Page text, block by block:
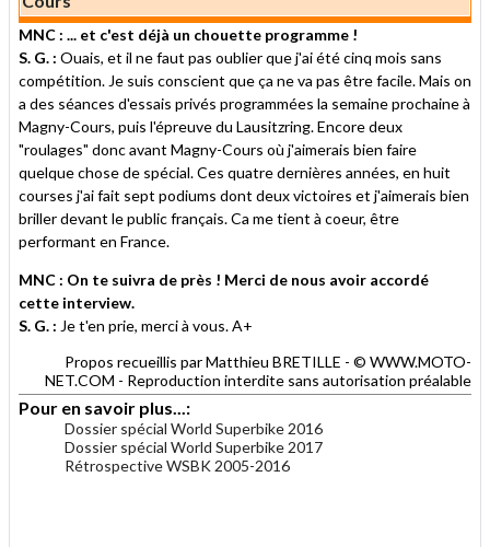
MNC : ... et c'est déjà un chouette programme !
S. G. : Ouais, et il ne faut pas oublier que j'ai été cinq mois sans
compétition. Je suis conscient que ça ne va pas être facile. Mais on
a des séances d'essais privés programmées la semaine prochaine à
Magny-Cours, puis l'épreuve du Lausitzring. Encore deux
"roulages" donc avant Magny-Cours où j'aimerais bien faire
quelque chose de spécial. Ces quatre dernières années, en huit
courses j'ai fait sept podiums dont deux victoires et j'aimerais bien
briller devant le public français. Ca me tient à coeur, être
performant en France.
MNC : On te suivra de près ! Merci de nous avoir accordé
cette interview.
S. G. : Je t'en prie, merci à vous. A+
Propos recueillis par Matthieu BRETILLE - © WWW.MOTO-
NET.COM - Reproduction interdite sans autorisation préalable
Pour en savoir plus...:
Dossier spécial World Superbike 2016
Dossier spécial World Superbike 2017
Rétrospective WSBK 2005-2016